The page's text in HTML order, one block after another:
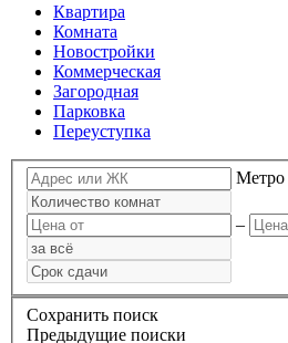
Квартира
Комната
Новостройки
Коммерческая
Загородная
Парковка
Переуступка
Метро
–
Сохранить поиск
Предыдущие поиски